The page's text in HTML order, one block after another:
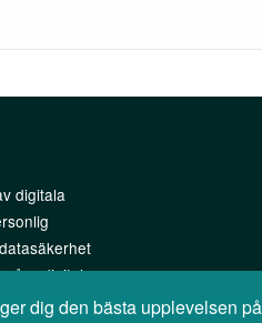
dig den bästa upplevelsen
digitala
våra digitala